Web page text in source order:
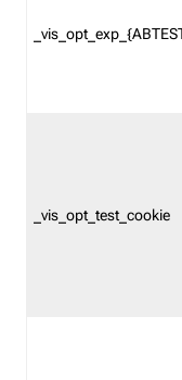
_vis_opt_test_cookie